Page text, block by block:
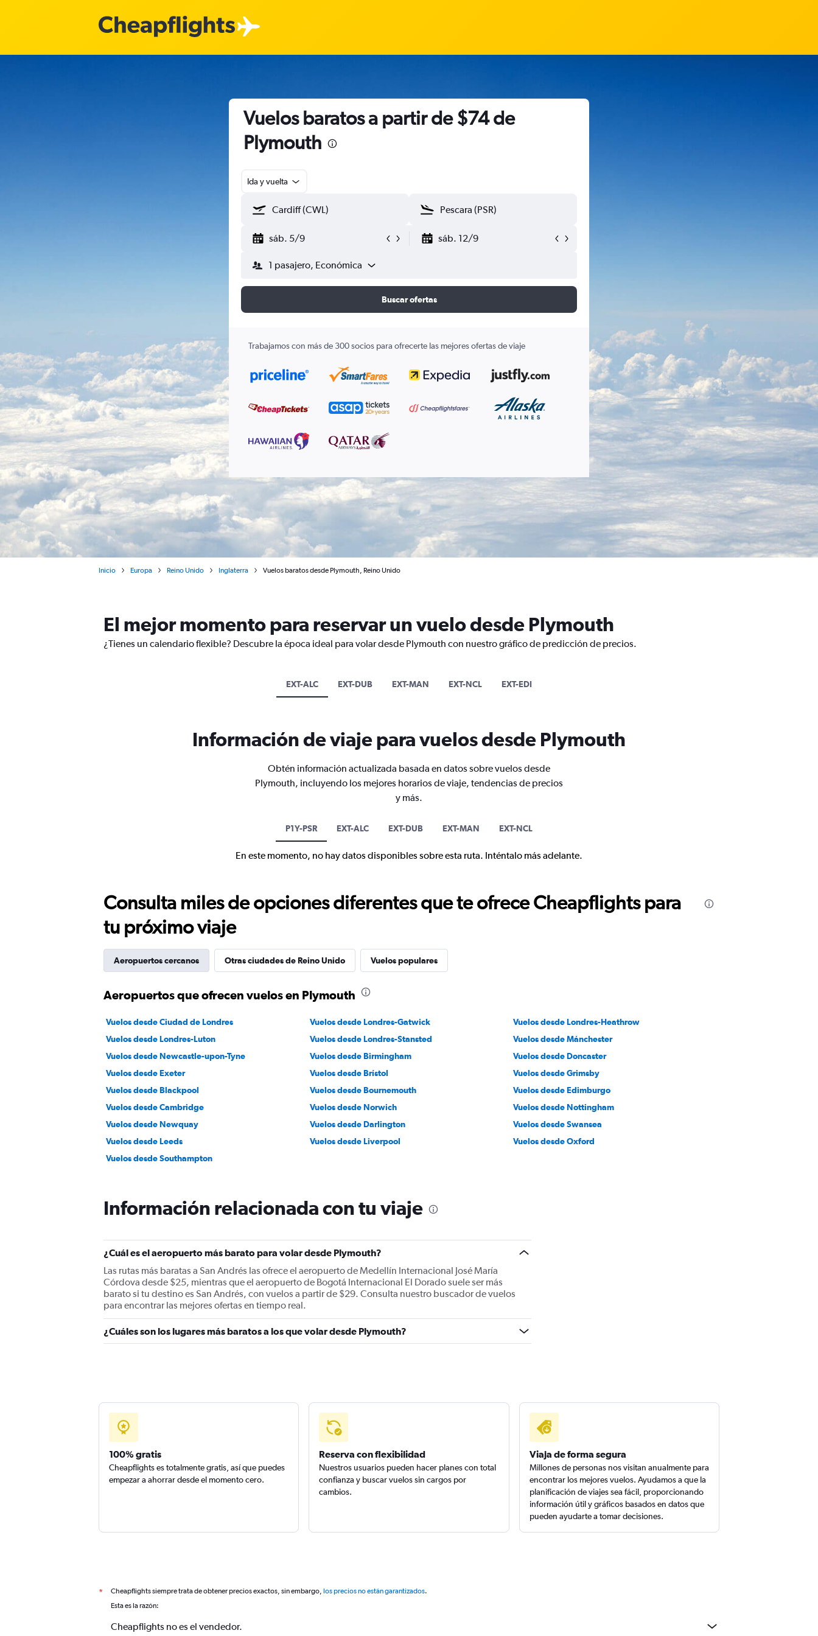
Vuelos baratos a partir de $74 de
Plymouth
Ida y vuelta
sáb. 5/9 sáb. 12/9
1 pasajero, Económica
Buscar ofertas
Trabajamos con más de 300 socios para ofrecerte las mejores ofertas de viaje
Inicio Europa Reino Unido Inglaterra Vuelos baratos desde Plymouth, Reino Unido
El mejor momento para reservar un vuelo desde Plymouth
¿Tienes un calendario flexible? Descubre la época ideal para volar desde Plymouth con nuestro gráfico de predicción de precios.
EXT-ALC EXT-DUB EXT-MAN EXT-NCL EXT-EDI
Información de viaje para vuelos desde Plymouth
Obtén información actualizada basada en datos sobre vuelos desde
Plymouth, incluyendo los mejores horarios de viaje, tendencias de precios
y más.
P1Y-PSR EXT-ALC EXT-DUB EXT-MAN EXT-NCL
En este momento, no hay datos disponibles sobre esta ruta. Inténtalo más adelante.
Consulta miles de opciones diferentes que te ofrece Cheapflights para
tu próximo viaje
Aeropuertos cercanos Otras ciudades de Reino Unido Vuelos populares
Aeropuertos que ofrecen vuelos en Plymouth
Vuelos desde Ciudad de Londres Vuelos desde Londres-Gatwick
Vuelos desde Londres-Heathrow
Vuelos desde Londres-Luton
Vuelos desde Londres-Stansted
Vuelos desde Mánchester
Vuelos desde Newcastle-upon-Tyne
Vuelos desde Birmingham
Vuelos desde Doncaster
Vuelos desde Exeter
Vuelos desde Brístol
Vuelos desde Grimsby
Vuelos desde Blackpool
Vuelos desde Bournemouth
Vuelos desde Edimburgo
Vuelos desde Cambridge
Vuelos desde Norwich
Vuelos desde Nottingham
Vuelos desde Newquay
Vuelos desde Darlington
Vuelos desde Swansea
Vuelos desde Leeds
Vuelos desde Liverpool
Vuelos desde Oxford
Vuelos desde Southampton
Información relacionada con tu viaje
¿Cuál es el aeropuerto más barato para volar desde Plymouth?
Las rutas más baratas a San Andrés las ofrece el aeropuerto de Medellín Internacional José María
Córdova desde $25, mientras que el aeropuerto de Bogotá Internacional El Dorado suele ser más
barato si tu destino es San Andrés, con vuelos a partir de $29. Consulta nuestro buscador de vuelos
para encontrar las mejores ofertas en tiempo real.
¿Cuáles son los lugares más baratos a los que volar desde Plymouth?
100% gratis
Cheapflights es totalmente gratis, así que puedes
empezar a ahorrar desde el momento cero.
Reserva con flexibilidad
Nuestros usuarios pueden hacer planes con total
confianza y buscar vuelos sin cargos por
cambios.
Viaja de forma segura
Millones de personas nos visitan anualmente para
encontrar los mejores vuelos. Ayudamos a que la
planificación de viajes sea fácil, proporcionando
información útil y gráficos basados en datos que
pueden ayudarte a tomar decisiones.
* Cheapflights siempre trata de obtener precios exactos, sin embargo, los precios no están garantizados.
Esta es la razón:
Cheapflights no es el vendedor.